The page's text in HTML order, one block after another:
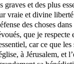
et des plus
vraie et divine
des choses
que je
car ce que
à Jérusalem,